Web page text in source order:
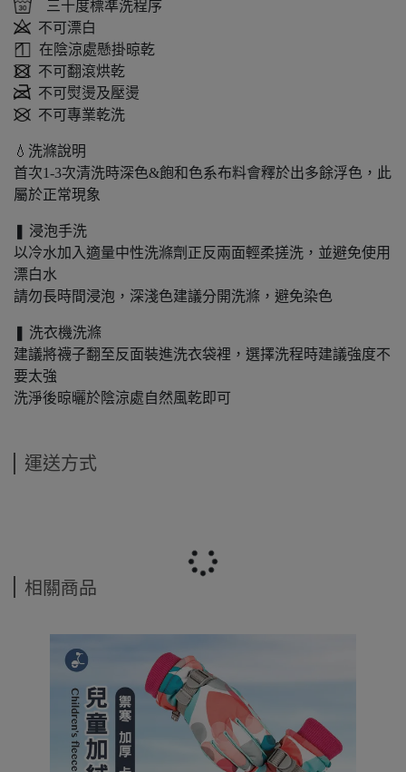
三十度標準洗程序
不可漂白
在陰涼處懸掛晾乾
不可翻滾烘乾
不可熨燙及壓燙
不可專業乾洗
💧洗滌說明
首次1-3次清洗時深色&飽和色系布料會釋於出多餘浮色，此
屬於正常現象
❚ 浸泡手洗
以冷水加入適量中性洗滌劑正反兩面輕柔搓洗，並避免使用
漂白水
請勿長時間浸泡，深淺色建議分開洗滌，避免染色
❚ 洗衣機洗滌
建議將襪子翻至反面裝進洗衣袋裡，選擇洗程時建議強度不
要太強
洗淨後晾曬於陰涼處自然風乾即可
運送方式
相關商品